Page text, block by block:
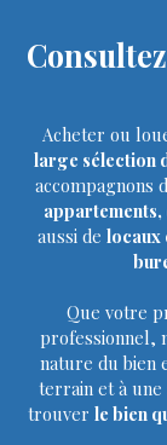
Acheter ou
large sélection
accompagnons
aussi de locaux
Que votre
professionnel,
nature du bien
terrain et à
trouver le bien